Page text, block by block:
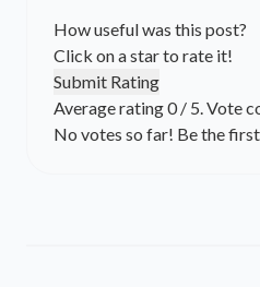
How useful was this post?
Click on a star to rate it!
Submit Rating
Average rating0/ 5. Vote
No votes so far! Be the